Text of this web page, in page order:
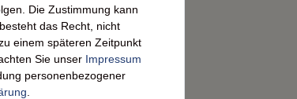
Die Zustimmung kann
das Recht, nicht
einem späteren Zeitpunkt
Sie unser Impressum
personenbezogener